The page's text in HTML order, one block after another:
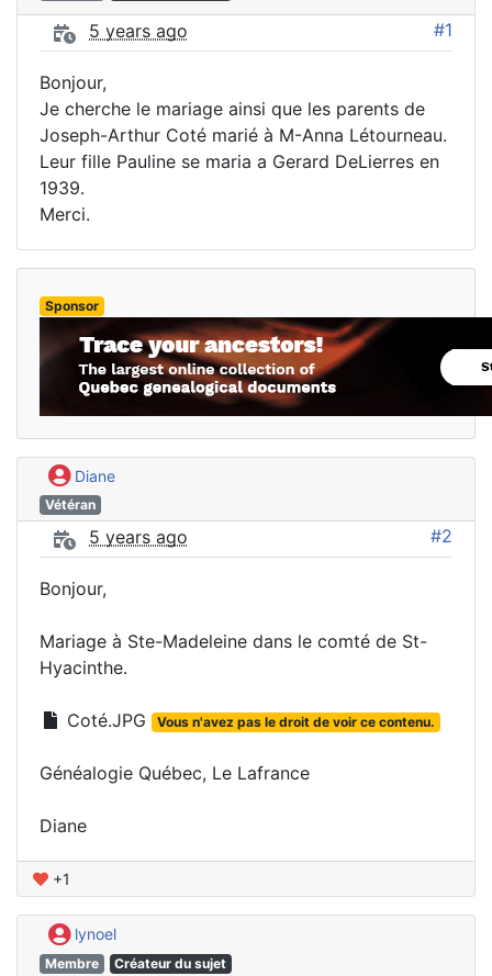
5 years ago #1
Bonjour,
Je cherche le mariage ainsi que les parents de
Joseph-Arthur Coté marié à M-Anna Létourneau.
Leur fille Pauline se maria a Gerard DeLierres en
1939.
Merci.
Sponsor
Diane
Vétéran
5 years ago #2
Bonjour,
Mariage à Ste-Madeleine dans le comté de St-
Hyacinthe.
Coté.JPG Vous n'avez pas le droit de voir ce contenu.
Généalogie Québec, Le Lafrance
Diane
+1
lynoel
Membre Créateur du sujet